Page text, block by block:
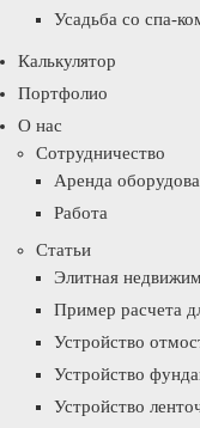
Усадьба со спа-
Калькулятор
Портфолио
О нас
Сотрудничество
Аренда
Работа
Статьи
Элитная
Пример расчета
Устройство
Устройство
Устройство